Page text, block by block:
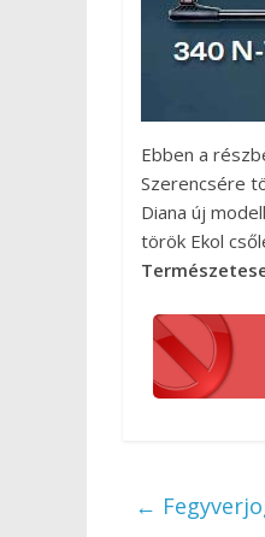
Ebben a
Szerencsére
Diana új
török Ekol
←